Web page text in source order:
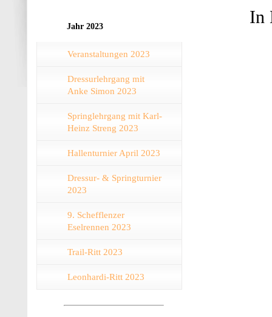
Jahr 2023
Veranstaltungen 2023
Dressurlehrgang mit
Anke Simon 2023
Springlehrgang mit Karl-
Heinz Streng 2023
Hallenturnier April 2023
Dressur- & Springturnier
2023
9. Schefflenzer
Eselrennen 2023
Trail-Ritt 2023
Leonhardi-Ritt 2023
​In